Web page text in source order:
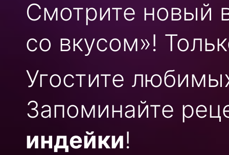
Смотрите новый
со вкусом»!
Угостите
Запоминайте
индейки!